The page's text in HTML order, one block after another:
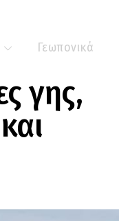
Γεωπονικά
γης,